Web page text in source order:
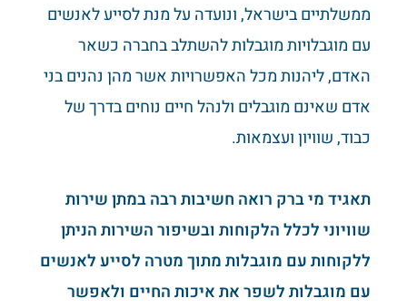
ממשלתיים בישראל, ונועדה על מנת לסייע לאנשים
עם מוגבלויות מוגבלות להשתלב בחברה כשאר
האדם, ליהנות מכל האפשרויות אשר מהן נהנים בני
אדם שאינם מוגבלים ולנהל חיים נוחים בדרך של
כבוד, שוויון ועצמאות.
תאגיד מי ברק רואה חשיבות רבה במתן שירות
שוויוני לכלל הלקוחות ובשיפור השירות הניתן
ללקוחות עם מוגבלות מתוך מטרה לסייע לאנשים
עם מוגבלות לשפר את איכות החיים ולאפשר